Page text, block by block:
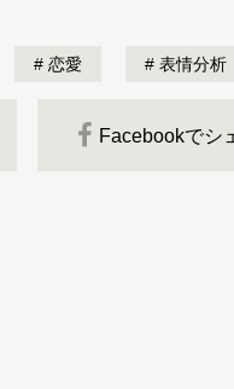
恋愛 表情分析
Facebookでシ